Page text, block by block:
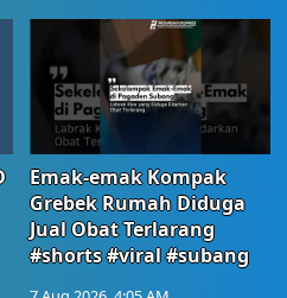
Emak-emak Kompak
Grebek Rumah Diduga
Jual Obat Terlarang
#shorts #viral #subang